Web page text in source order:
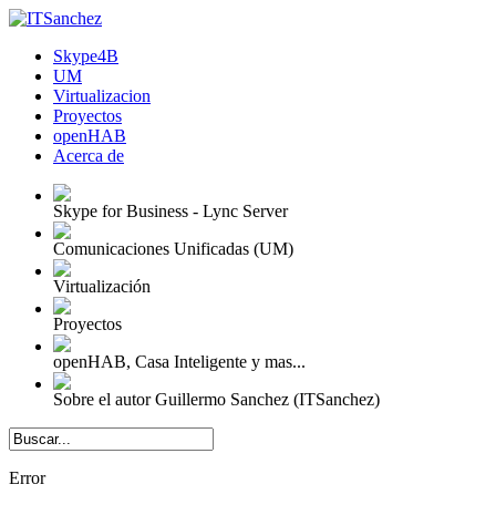
Skype4B
UM
Virtualizacion
Proyectos
openHAB
Acerca de
Skype for Business - Lync Server
Comunicaciones Unificadas (UM)
Virtualización
Proyectos
openHAB, Casa Inteligente y mas...
Sobre el autor Guillermo Sanchez (ITSanchez)
Error